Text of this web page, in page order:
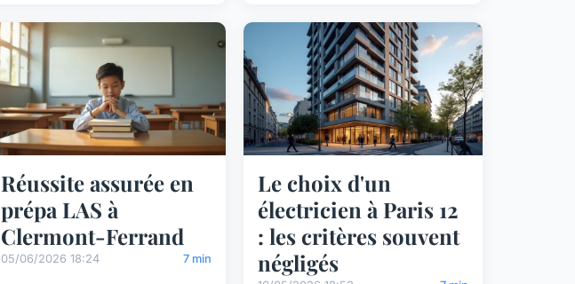
Réussite assurée en
prépa LAS à
Clermont-Ferrand
05/06/2026 18:24 7 min
Le choix d'un
électricien à Paris 12
: les critères souvent
négligés